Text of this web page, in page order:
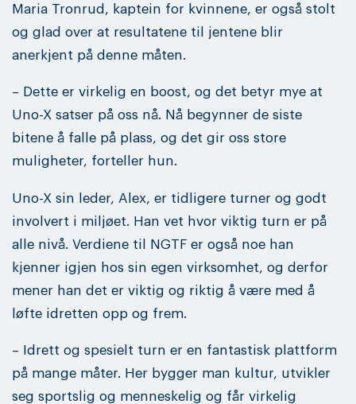
Maria Tronrud, kaptein for kvinnene, er også stolt
og glad over at resultatene til jentene blir
anerkjent på denne måten.
– Dette er virkelig en boost, og det betyr mye at
Uno-X satser på oss nå. Nå begynner de siste
bitene å falle på plass, og det gir oss store
muligheter, forteller hun.
Uno-X sin leder, Alex, er tidligere turner og godt
involvert i miljøet. Han vet hvor viktig turn er på
alle nivå. Verdiene til NGTF er også noe han
kjenner igjen hos sin egen virksomhet, og derfor
mener han det er viktig og riktig å være med å
løfte idretten opp og frem.
– Idrett og spesielt turn er en fantastisk plattform
på mange måter. Her bygger man kultur, utvikler
seg sportslig og menneskelig og får virkelig